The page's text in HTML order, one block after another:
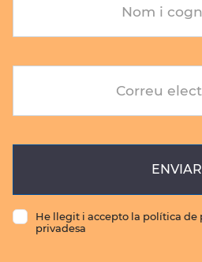
Nom i
Correu
ENVIAR
He llegit i accepto la política
privadesa